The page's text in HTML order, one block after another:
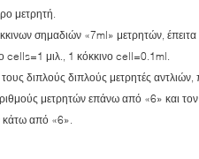
μετρητή.
σημαδιών «7ml» μετρητών,
cells=1 μιλ., 1 κόκκινο cell=0.1ml.
τους διπλούς διπλούς μετρητές
μετρητών επάνω από «6» και
κάτω από «6».